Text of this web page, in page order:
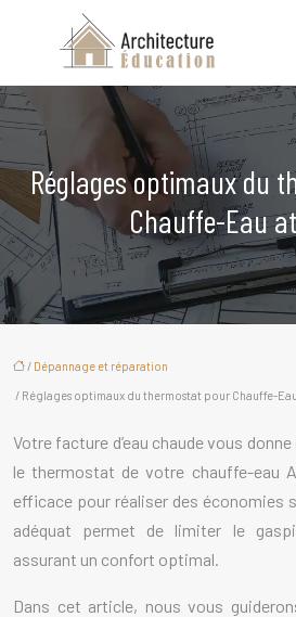
Réglages optimaux du
Chauffe-Eau
/ Dépannage et réparation
/ Réglages optimaux du thermostat pour Chauffe-
Votre facture d’eau chaude vous
le thermostat de votre chauffe-eau
efficace pour réaliser des économies
adéquat permet de limiter le
assurant un confort optimal.
Dans cet article, nous vous